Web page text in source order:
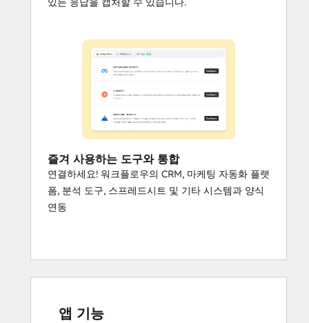
즐겨 사용하는 도구와 통합
연결하세요! 워크플로우의 CRM, 마케팅 자동화 플랫
폼, 분석 도구, 스프레드시트 및 기타 시스템과 양식
연동
앱 기능